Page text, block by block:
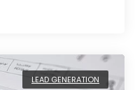
LEAD GENERATION